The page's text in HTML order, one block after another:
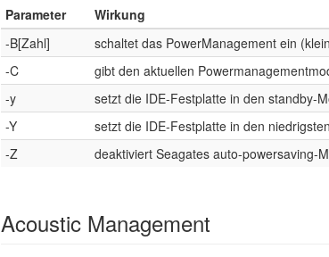
Parameter
Wirkung
-B[Zahl]
schaltet das PowerManagement ein
-C
gibt den aktuellen
-y
setzt die IDE-Festplatte in den standby-
-Y
setzt die IDE-Festplatte in den
-Z
deaktiviert Seagates auto-powersaving-
Acoustic Management